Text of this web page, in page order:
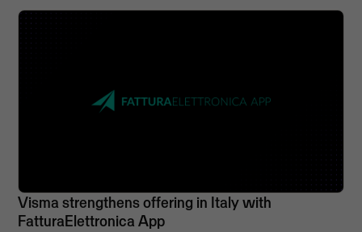
Visma strengthens offering in Italy with
FatturaElettronica App